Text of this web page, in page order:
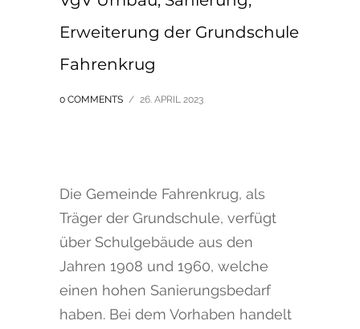
Erweiterung der Grundschule
Fahrenkrug
0 COMMENTS / 26. APRIL 2023
Die Gemeinde Fahrenkrug, als
Träger der Grundschule, verfügt
über Schulgebäude aus den
Jahren 1908 und 1960, welche
einen hohen Sanierungsbedarf
haben. Bei dem Vorhaben handelt